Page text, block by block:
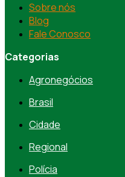
Sobre nós
Blog
Fale Conosco
Categorias
Agronegócios
Brasil
Cidade
Regional
Polícia